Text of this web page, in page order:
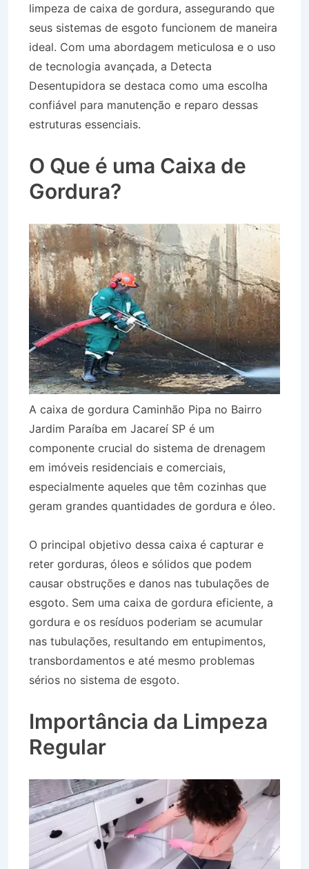
limpeza de caixa de gordura, assegurando que
seus sistemas de esgoto funcionem de maneira
ideal. Com uma abordagem meticulosa e o uso
de tecnologia avançada, a Detecta
Desentupidora se destaca como uma escolha
confiável para manutenção e reparo dessas
estruturas essenciais.
O Que é uma Caixa de
Gordura?
A caixa de gordura Caminhão Pipa no Bairro
Jardim Paraíba em Jacareí SP é um
componente crucial do sistema de drenagem
em imóveis residenciais e comerciais,
especialmente aqueles que têm cozinhas que
geram grandes quantidades de gordura e óleo.
O principal objetivo dessa caixa é capturar e
reter gorduras, óleos e sólidos que podem
causar obstruções e danos nas tubulações de
esgoto. Sem uma caixa de gordura eficiente, a
gordura e os resíduos poderiam se acumular
nas tubulações, resultando em entupimentos,
transbordamentos e até mesmo problemas
sérios no sistema de esgoto.
Importância da Limpeza
Regular